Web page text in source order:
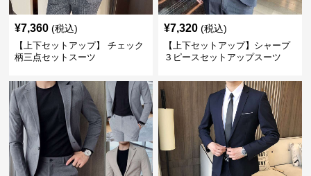
¥7,360 (税込)
【上下セットアップ】 チェック
柄三点セットスーツ
¥7,320 (税込)
【上下セットアップ】シャープ
３ピースセットアップスーツ